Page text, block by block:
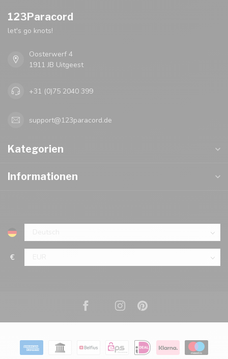
123Paracord
let's go knots!
Oosterwerf 4
1911 JB Uitgeest
+31 (0)75 2040 399
support@123paracord.de
Kategorien
Informationen
€